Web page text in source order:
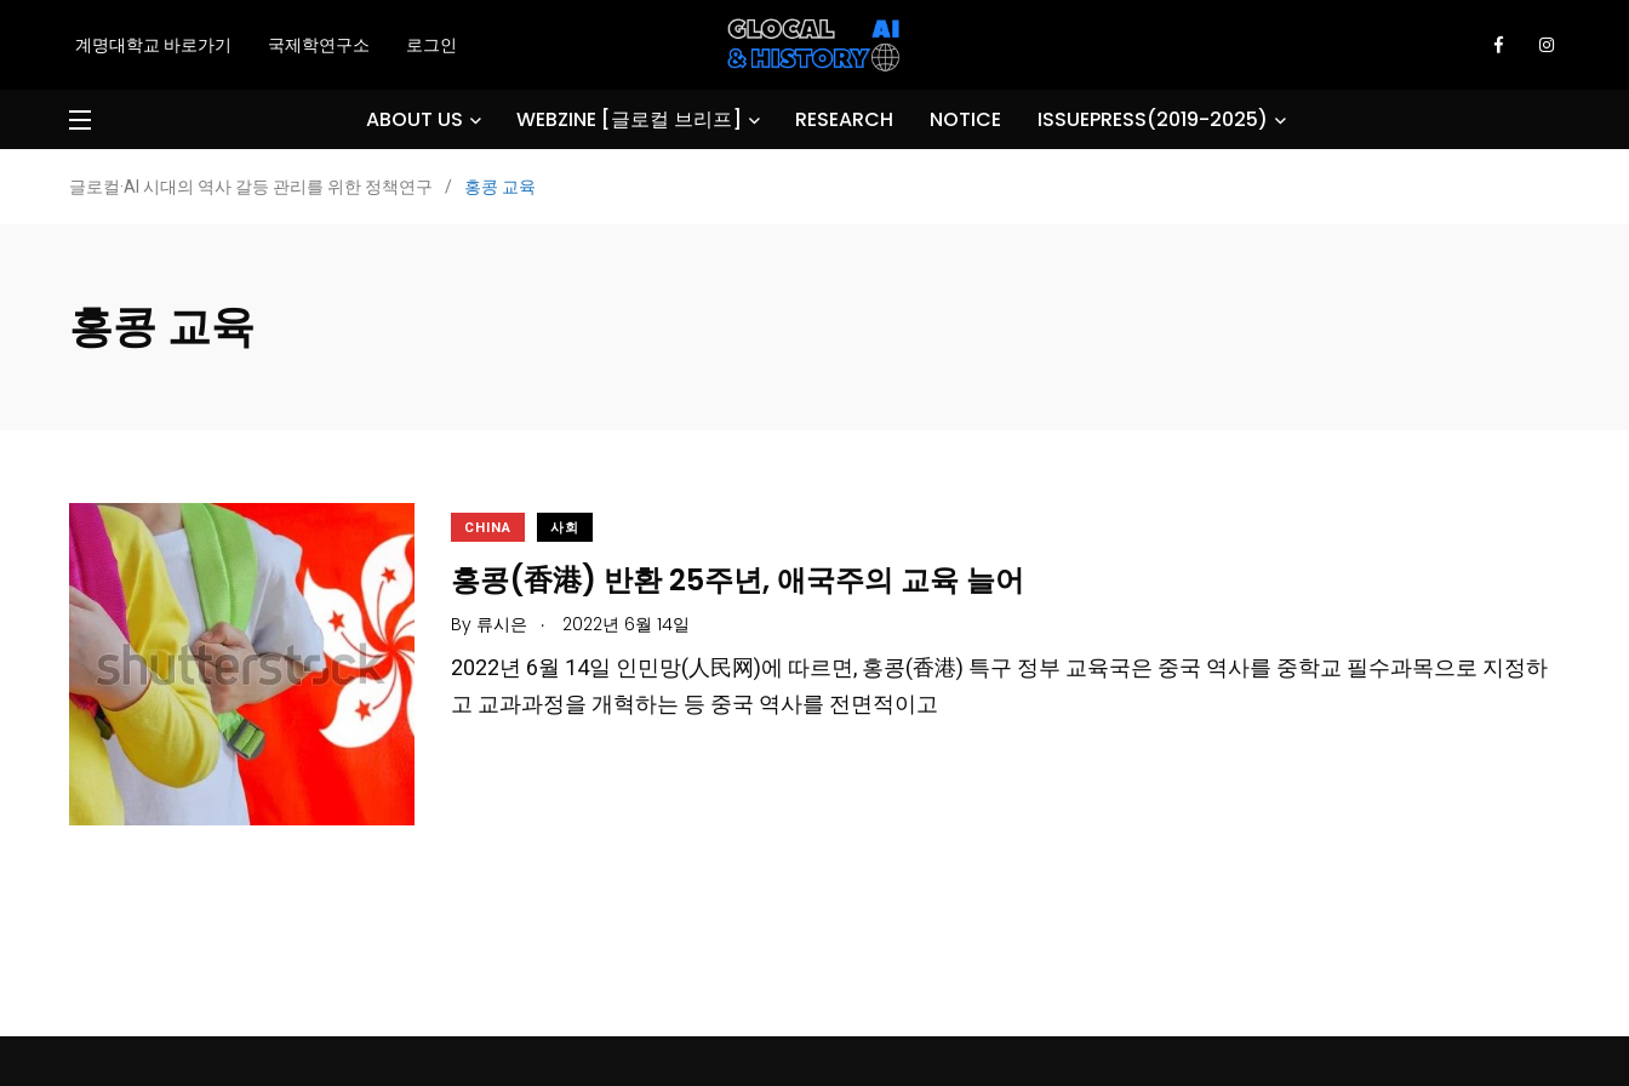
계명대학교 바로가기 국제학연구소 로그인
ABOUT US WEBZINE [글로컬 브리프] RESEARCH NOTICE ISSUEPRESS(2019-2025)
글로컬·AI 시대의 역사 갈등 관리를 위한 정책연구 / 홍콩 교육
홍콩 교육
CHINA 사회
홍콩(香港) 반환 25주년, 애국주의 교육 늘어
By 류시은 . 2022년 6월 14일
2022년 6월 14일 인민망(人民网)에 따르면, 홍콩(香港) 특구 정부 교육국은 중국 역사를 중학교 필수과목으로 지정하
고 교과과정을 개혁하는 등 중국 역사를 전면적이고